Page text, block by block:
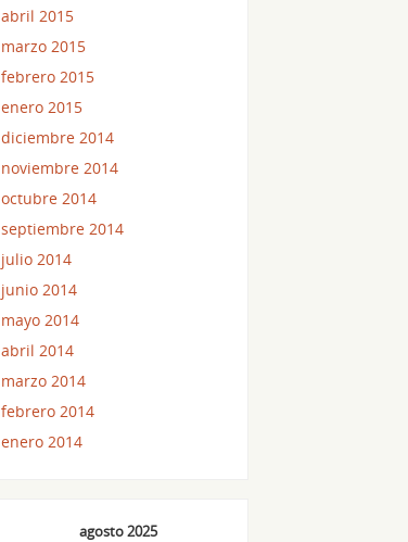
abril 2015
marzo 2015
febrero 2015
enero 2015
diciembre 2014
noviembre 2014
octubre 2014
septiembre 2014
julio 2014
junio 2014
mayo 2014
abril 2014
marzo 2014
febrero 2014
enero 2014
agosto 2025